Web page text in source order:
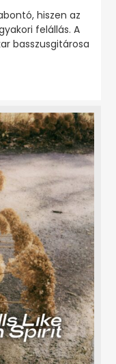
hiszen az
felállás. A
basszusgitárosa